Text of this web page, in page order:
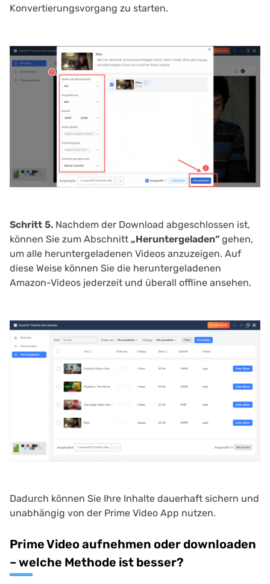
Konvertierungsvorgang zu starten.
Schritt 5. Nachdem der Download abgeschlossen ist,
können Sie zum Abschnitt „Heruntergeladen“ gehen,
um alle heruntergeladenen Videos anzuzeigen. Auf
diese Weise können Sie die heruntergeladenen
Amazon-Videos jederzeit und überall offline ansehen.
Dadurch können Sie Ihre Inhalte dauerhaft sichern und
unabhängig von der Prime Video App nutzen.
Prime Video aufnehmen oder downloaden
– welche Methode ist besser?